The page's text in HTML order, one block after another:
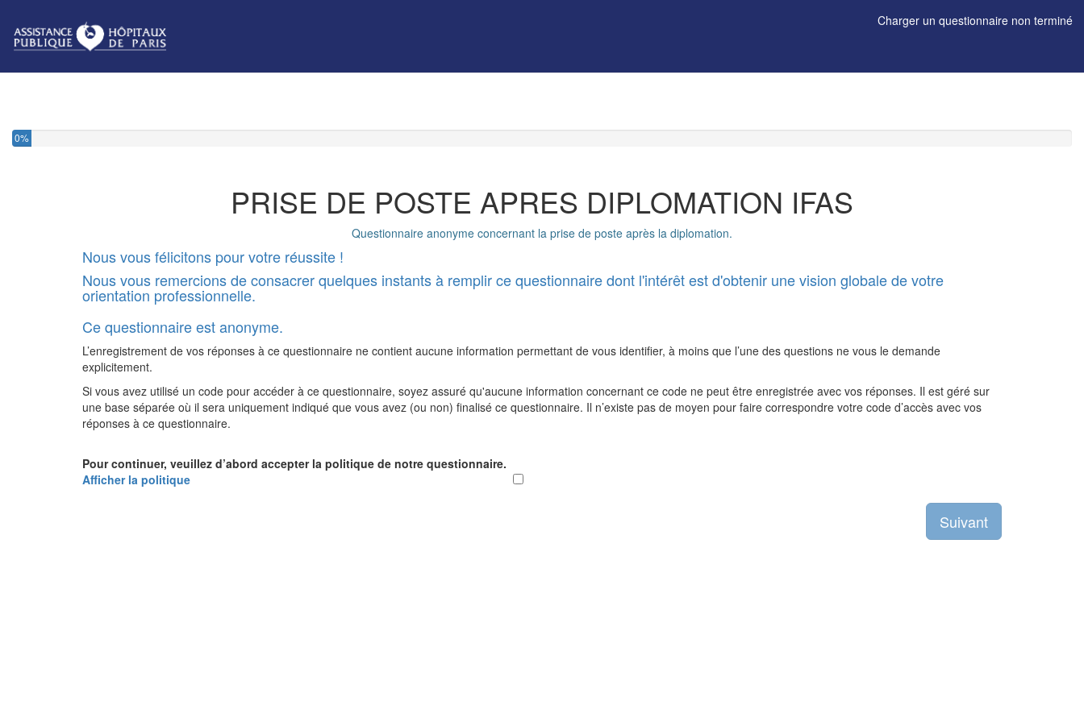
Charger un questionnaire non terminé
0%
PRISE DE POSTE APRES DIPLOMATION IFAS
Questionnaire anonyme concernant la prise de poste après la diplomation.
Nous vous félicitons pour votre réussite !
Nous vous remercions de consacrer quelques instants à remplir ce questionnaire dont l'intérêt est d'obtenir une vision globale de votre
orientation professionnelle.
Ce questionnaire est anonyme.
L’enregistrement de vos réponses à ce questionnaire ne contient aucune information permettant de vous identifier, à moins que l’une des questions ne vous le demande
explicitement.
Si vous avez utilisé un code pour accéder à ce questionnaire, soyez assuré qu'aucune information concernant ce code ne peut être enregistrée avec vos réponses. Il est géré sur
une base séparée où il sera uniquement indiqué que vous avez (ou non) finalisé ce questionnaire. Il n’existe pas de moyen pour faire correspondre votre code d’accès avec vos
réponses à ce questionnaire.
Pour continuer, veuillez d’abord accepter la politique de notre questionnaire.
Afficher la politique
Suivant